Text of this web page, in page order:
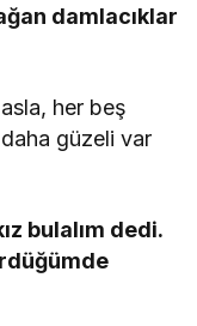
damlacıklar
her beş
güzeli var
bulalım dedi.